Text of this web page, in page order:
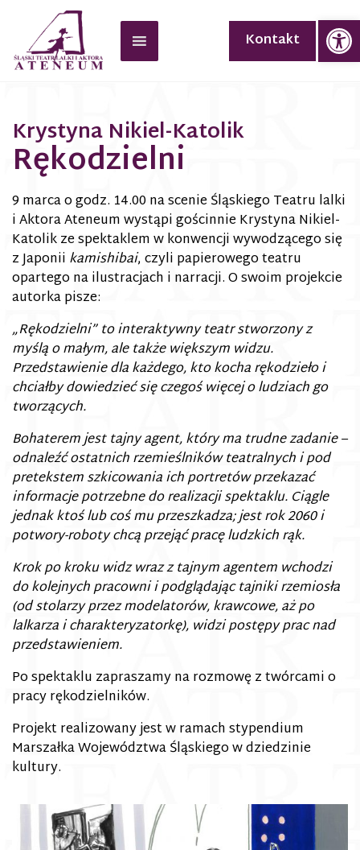
Kontakt
Krystyna Nikiel-Katolik
Rękodzielni
9 marca o godz. 14.00 na scenie Śląskiego Teatru lalki
i Aktora Ateneum wystąpi gościnnie Krystyna Nikiel-
Katolik ze spektaklem w konwencji wywodzącego się
z Japonii kamishibai, czyli papierowego teatru
opartego na ilustracjach i narracji. O swoim projekcie
autorka pisze:
„Rękodzielni” to interaktywny teatr stworzony z
myślą o małym, ale także większym widzu.
Przedstawienie dla każdego, kto kocha rękodzieło i
chciałby dowiedzieć się czegoś więcej o ludziach go
tworzących.
Bohaterem jest tajny agent, który ma trudne zadanie –
odnaleźć ostatnich rzemieślników teatralnych i pod
pretekstem szkicowania ich portretów przekazać
informacje potrzebne do realizacji spektaklu. Ciągle
jednak ktoś lub coś mu przeszkadza; jest rok 2060 i
potwory-roboty chcą przejąć pracę ludzkich rąk.
Krok po kroku widz wraz z tajnym agentem wchodzi
do kolejnych pracowni i podglądając tajniki rzemiosła
(od stolarzy przez modelatorów, krawcowe, aż po
lalkarza i charakteryzatorkę), widzi postępy prac nad
przedstawieniem.
Po spektaklu zapraszamy na rozmowę z twórcami o
pracy rękodzielników.
Projekt realizowany jest w ramach stypendium
Marszałka Województwa Śląskiego w dziedzinie
kultury.